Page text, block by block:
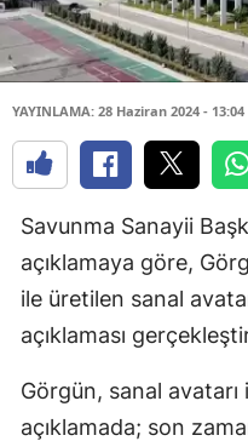
YAYINLAMA: 28 Haziran 2024 - 13:04
Savunma Sanayii
açıklamaya göre,
ile üretilen sanal
açıklaması
Görgün, sanal
açıklamada; son